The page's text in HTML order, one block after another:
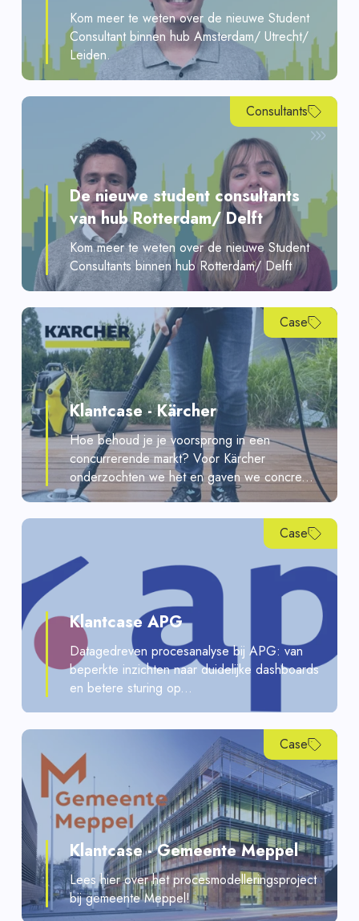
Kom meer te weten over de nieuwe Student
Consultant binnen hub Amsterdam/ Utrecht/
Leiden.
Consultants
De nieuwe student consultants
van hub Rotterdam/ Delft
Kom meer te weten over de nieuwe Student
Consultants binnen hub Rotterdam/ Delft
Case
Klantcase - Kärcher
Hoe behoud je je voorsprong in een
concurrerende markt? Voor Kärcher
onderzochten we het en gaven we concre...
Case
Klantcase APG
Datagedreven procesanalyse bij APG: van
beperkte inzichten naar duidelijke dashboards
en betere sturing op...
Case
Klantcase - Gemeente Meppel
Lees hier over het procesmodelleringsproject
bij gemeente Meppel!